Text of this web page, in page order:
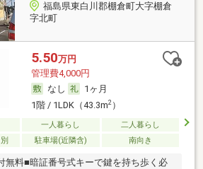
福島県東白川郡棚倉町大字棚倉
字北町
5.50万円
管理費4,000円
なし
1ヶ月
1階 / 1LDK（43.3m2）
一人暮らし
二人暮らし
駐車場(近隣含) 南向き
無料■暗証番号式キーで鍵を持ち歩く必